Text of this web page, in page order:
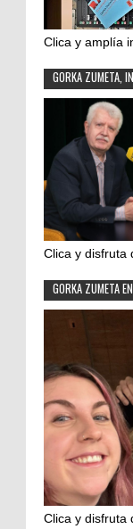
Clica y amplía
GORKA ZUMETA,
Clica y disfruta
GORKA ZUMETA
Clica y disfruta